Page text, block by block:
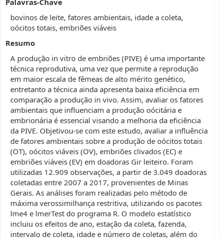
Palavras-Chave
bovinos de leite, fatores ambientais, idade a coleta,
oócitos totais, embriões viáveis
Resumo
A produção in vitro de embriões (PIVE) é uma importante
técnica reprodutiva, uma vez que permite a reprodução
em maior escala de fêmeas de alto mérito genético,
entretanto a técnica ainda apresenta baixa eficiência em
comparação a produção in vivo. Assim, avaliar os fatores
ambientais que influenciam a produção oócitária e
embrionária é essencial visando a melhoria da eficiência
da PIVE. Objetivou-se com este estudo, avaliar a influência
de fatores ambientais sobre a produção de oócitos totais
(OT), oócitos viáveis (OV), embriões clivados (EC) e
embriões viáveis (EV) em doadoras Gir leiteiro. Foram
utilizadas 12.909 observações, a partir de 3.049 doadoras
coletadas entre 2007 a 2017, provenientes de Minas
Gerais. As análises foram realizadas pelo método de
máxima verossimilhança restritiva, utilizando os pacotes
lme4 e lmerTest do programa R. O modelo estatístico
incluiu os efeitos de ano, estação da coleta, fazenda,
intervalo de coleta, idade e número de coletas, além do